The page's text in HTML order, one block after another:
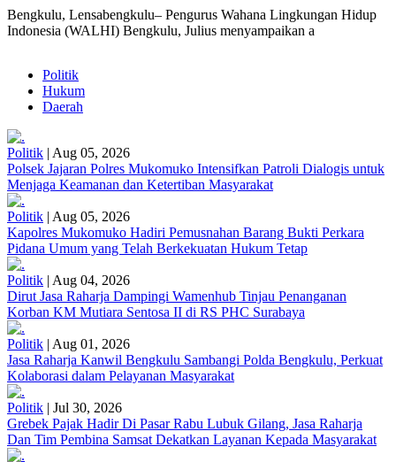
Bengkulu, Lensabengkulu– Pengurus Wahana Lingkungan Hidup
Indonesia (WALHI) Bengkulu, Julius menyampaikan a
Politik
Hukum
Daerah
Politik | Aug 05, 2026
Polsek Jajaran Polres Mukomuko Intensifkan Patroli Dialogis untuk
Menjaga Keamanan dan Ketertiban Masyarakat
Politik | Aug 05, 2026
Kapolres Mukomuko Hadiri Pemusnahan Barang Bukti Perkara
Pidana Umum yang Telah Berkekuatan Hukum Tetap
Politik | Aug 04, 2026
Dirut Jasa Raharja Dampingi Wamenhub Tinjau Penanganan
Korban KM Mutiara Sentosa II di RS PHC Surabaya
Politik | Aug 01, 2026
Jasa Raharja Kanwil Bengkulu Sambangi Polda Bengkulu, Perkuat
Kolaborasi dalam Pelayanan Masyarakat
Politik | Jul 30, 2026
Grebek Pajak Hadir Di Pasar Rabu Lubuk Gilang, Jasa Raharja
Dan Tim Pembina Samsat Dekatkan Layanan Kepada Masyarakat